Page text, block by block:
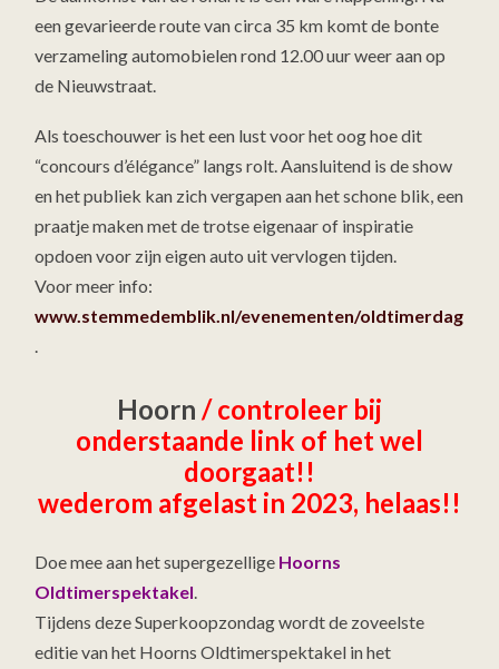
een gevarieerde route van circa 35 km komt de bonte
verzameling automobielen rond 12.00 uur weer aan op
de Nieuwstraat.
Als toeschouwer is het een lust voor het oog hoe dit
“concours d’élégance” langs rolt. Aansluitend is de show
en het publiek kan zich vergapen aan het schone blik, een
praatje maken met de trotse eigenaar of inspiratie
opdoen voor zijn eigen auto uit vervlogen tijden.
Voor meer info:
www.stemmedemblik.nl/evenementen/oldtimerdag
Hoorn / controleer bij
onderstaande link of het wel
doorgaat!!
wederom afgelast in 2023, helaas!!
Doe mee aan het supergezellige Hoorns
Oldtimerspektakel
Tijdens deze Superkoopzondag wordt de zoveelste
editie van het Hoorns Oldtimerspektakel in het